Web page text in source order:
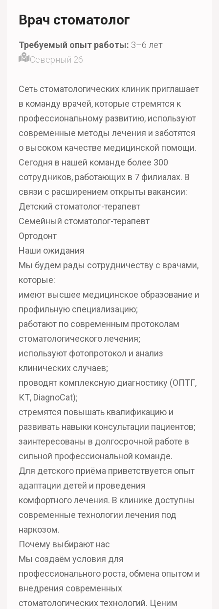
Врач стоматолог
Требуемый опыт работы: 3–6 лет
Северный 26
Сеть стоматологических клиник приглашает
в команду врачей, которые стремятся к
профессиональному развитию, используют
современные методы лечения и заботятся
о высоком качестве медицинской помощи.
Сегодня в нашей команде более 300
сотрудников, работающих в 7 филиалах. В
связи с расширением открыты вакансии:
Детский стоматолог-терапевт
Семейный стоматолог-терапевт
Ортодонт
Наши ожидания
Мы будем рады сотрудничеству с врачами,
которые:
имеют высшее медицинское образование и
профильную специализацию;
работают по современным протоколам
стоматологического лечения;
используют фотопротокол и анализ
клинических случаев;
проводят комплексную диагностику (ОПТГ,
КТ, DiagnoCat);
стремятся повышать квалификацию и
развивать навыки консультации пациентов;
заинтересованы в долгосрочной работе в
сильной профессиональной команде.
Для детского приёма приветствуется опыт
адаптации детей и проведения
комфортного лечения. В клинике доступны
современные технологии лечения под
наркозом.
Почему выбирают нас
Мы создаём условия для
профессионального роста, обмена опытом и
внедрения современных
стоматологических технологий. Ценим